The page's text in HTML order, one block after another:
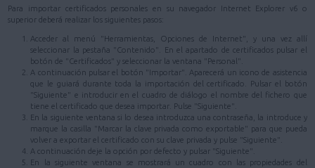
Para importar certificados personales en su navegador Internet Explorer v6 o
superior deberá realizar los siguientes pasos:
Acceder al menú "Herramientas, Opciones de Internet", y una vez allí
seleccionar la pestaña "Contenido". En el apartado de certificados pulsar el
botón de "Certificados" y seleccionar la ventana "Personal".
A continuación pulsar el botón "Importar". Aparecerá un icono de asistencia
que le guiará durante toda la importación del certificado. Pulsar el botón
"Siguiente" e introducir en el cuadro de diálogo el nombre del fichero que
tiene el certificado que desea importar. Pulse "Siguiente".
En la siguiente ventana si lo desea introduzca una contraseña, la introduce y
marque la casilla "Marcar la clave privada como exportable" para que pueda
volver a exportar el certificado con su clave privada y pulse "Siguiente".
A continuación deje la opción por defecto y pulsar "Siguiente".
En la siguiente ventana se mostrará un cuadro con las propiedades del